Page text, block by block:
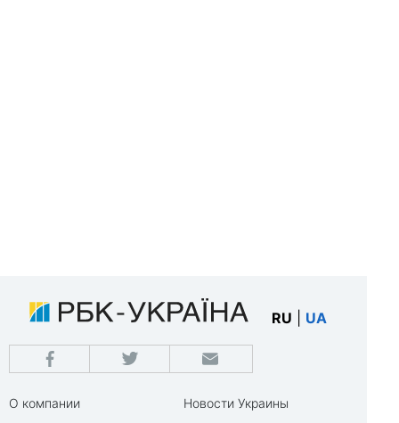
RU UA
О компании
Новости Украины